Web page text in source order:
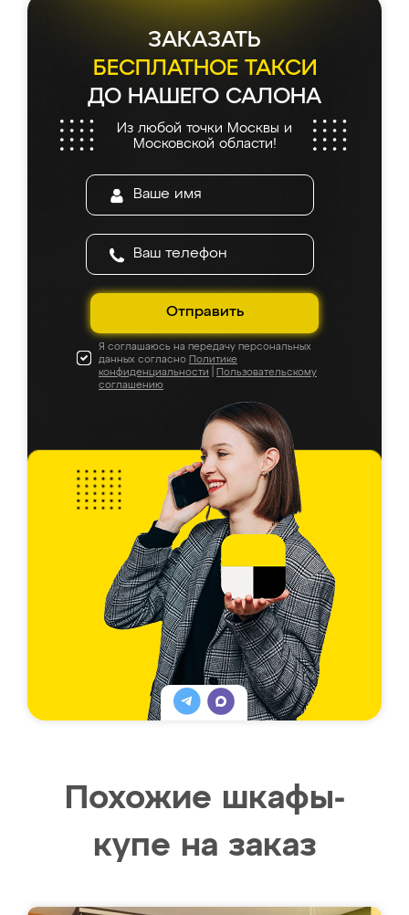
ЗАКАЗАТЬ
БЕСПЛАТНОЕ ТАКСИ
ДО НАШЕГО САЛОНА
Из любой точки Москвы и
Московской области!
Отправить
Я соглашаюсь на передачу персональных
данных согласно Политике
конфиденциальности
Пользовательскому
соглашению
Похожие шкафы-
купе на заказ